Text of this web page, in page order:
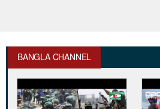
BANGLA CHANNEL